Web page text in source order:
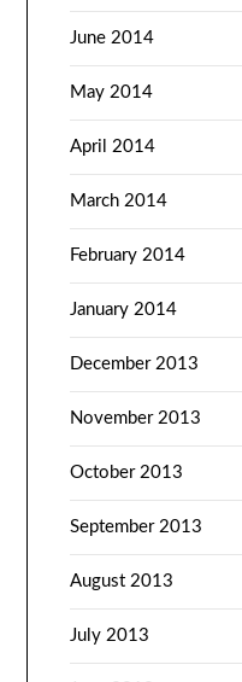
June 2014
May 2014
April 2014
March 2014
February 2014
January 2014
December 2013
November 2013
October 2013
September 2013
August 2013
July 2013